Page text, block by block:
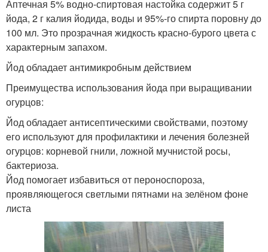
Аптечная 5% водно-спиртовая настойка содержит 5 г
йода, 2 г калия йодида, воды и 95%-го спирта поровну до
100 мл. Это прозрачная жидкость красно-бурого цвета с
характерным запахом.
Йод обладает антимикробным действием
Преимущества использования йода при выращивании
огурцов:
Йод обладает антисептическими свойствами, поэтому
его используют для профилактики и лечения болезней
огурцов: корневой гнили, ложной мучнистой росы,
бактериоза.
Йод помогает избавиться от пероноспороза,
проявляющегося светлыми пятнами на зелёном фоне
листа